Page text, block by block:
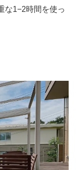
な1−2時間を使っ